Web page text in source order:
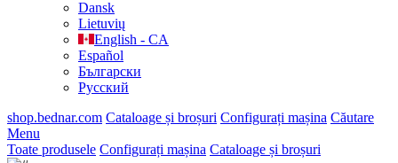
Dansk
Lietuvių
English - CA
Español
Български
Русский
shop.bednar.com Cataloage și broșuri Configurați mașina Căutare
Menu
Toate produsele Configurați mașina Cataloage și broșuri